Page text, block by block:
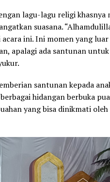
lagu-lagu religi khasnya
suasana.
ini. Ini momen yang
apalagi ada santunan
santunan kepada
hidangan berbuka
yang bisa dinikmati oleh